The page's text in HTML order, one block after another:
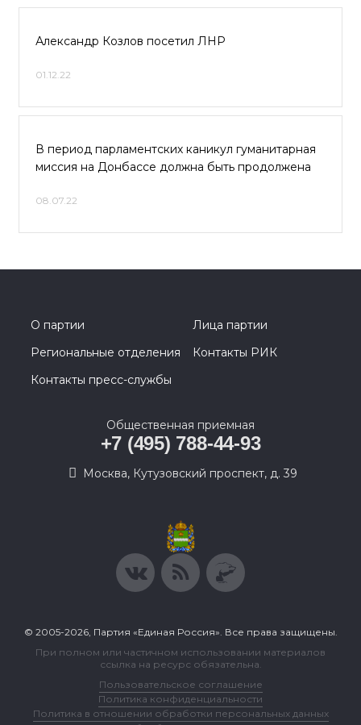
Александр Козлов посетил ЛНР
01.12.22
В период парламентских каникул гуманитарная
миссия на Донбассе должна быть продолжена
08.07.22
О партии
Лица партии
Региональные отделения
Контакты РИК
Контакты пресс-службы
Общественная приемная
+7 (495) 788-44-93
Москва, Кутузовский проспект, д. 39
© 2005-2026, Партия «Единая Россия». Все права защищены.
При полном или частичном использовании материалов
ссылка на ресурс обязательна.
Пользовательское соглашение
Политика конфиденциальности
Политика в отношении обработки персональных данных